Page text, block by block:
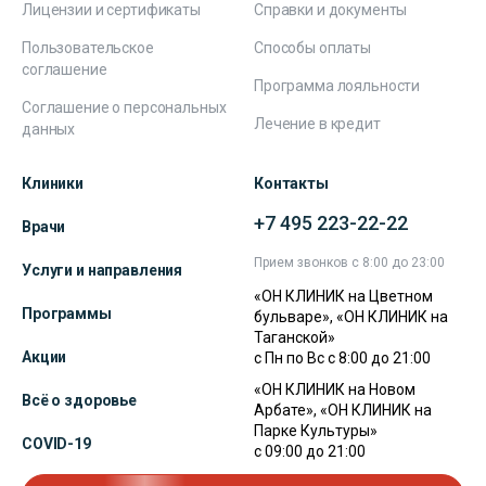
Лицензии и сертификаты
Пользовательское
соглашение
Соглашение о персональных
данных
Справки и документы
Способы оплаты
Программа лояльности
Лечение в кредит
Клиники
Врачи
Услуги и направления
Программы
Акции
Всё о здоровье
COVID-19
Контакты
+7 495 223-22-22
Прием звонков с 8:00 до 23:00
«ОН КЛИНИК на Цветном
бульваре», «ОН КЛИНИК на
Таганской»
с Пн по Вс с 8:00 до 21:00
«ОН КЛИНИК на Новом
Арбате», «ОН КЛИНИК на
Парке Культуры»
с 09:00 до 21:00